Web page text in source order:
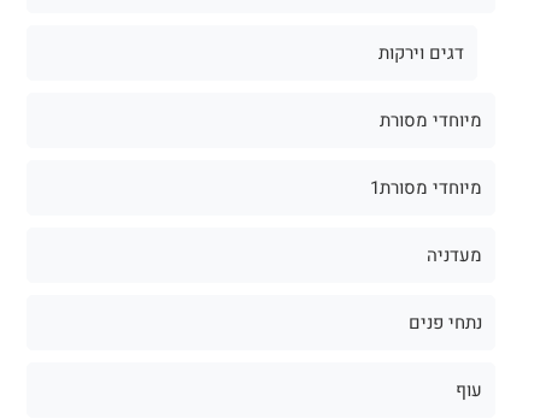
דגים וירקות
מיוחדי מסורת
מיוחדי מסורת1
מעדניה
נתחי פנים
עוף